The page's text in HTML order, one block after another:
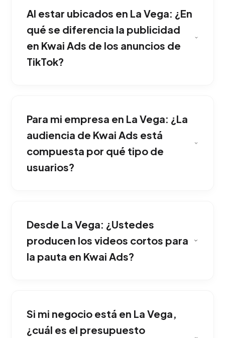
Al estar ubicados en La Vega: ¿En
qué se diferencia la publicidad
en Kwai Ads de los anuncios de
TikTok?
mucho más bajos que las plataformas
tradicionales, ideal para viralizar tu marca. Esta
estrategia ha demostrado una gran eficacia
comercial en La Vega.
Para mi empresa en La Vega: ¿La
audiencia de Kwai Ads está
compuesta por qué tipo de
usuarios?
diseña clips auténticos que conectan
inmediatamente con el humor y las tendencias
del usuario. Nuestro equipo implementa esta
solución adaptada exclusivamente al mercado
Desde La Vega: ¿Ustedes
producen los videos cortos para
la pauta en Kwai Ads?
obtenido en tu página gracias a las
interacciones con tus anuncios de Kwai. Una
Si mi negocio está en La Vega,
¿cuál es el presupuesto